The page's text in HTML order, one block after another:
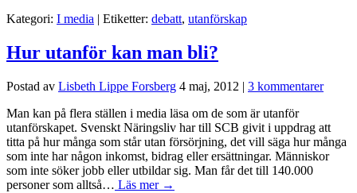
Kategori: I media | Etiketter: debatt, utanförskap
Hur utanför kan man bli?
Postad av Lisbeth Lippe Forsberg 4 maj, 2012 | 3 kommentarer
Man kan på flera ställen i media läsa om de som är utanför
utanförskapet. Svenskt Näringsliv har till SCB givit i uppdrag att
titta på hur många som står utan försörjning, det vill säga hur många
som inte har någon inkomst, bidrag eller ersättningar. Människor
som inte söker jobb eller utbildar sig. Man får det till 140.000
personer som alltså… Läs mer →